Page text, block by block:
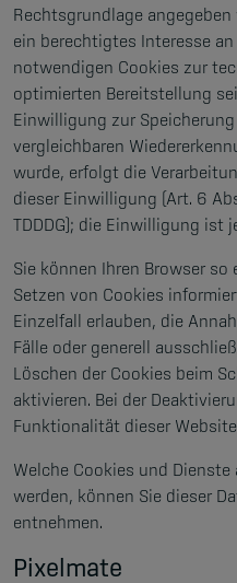
Rechtsgrundlage
ein berechtigtes Interesse
notwendigen Cookies zur
optimierten Bereitstellung
Einwilligung zur
vergleichbaren
wurde, erfolgt die
dieser Einwilligung (Art. 6
TDDDG); die Einwilligung ist
Sie können Ihren Browser
Setzen von Cookies
Einzelfall erlauben, die
Fälle oder generell
Löschen der Cookies beim
aktivieren. Bei der
Funktionalität dieser
Welche Cookies und
werden, können Sie dieser
entnehmen.
Pixelmate